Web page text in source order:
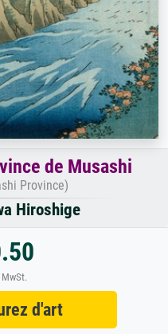
de Musashi
Province)
Hiroshige
MwSt.
d'art